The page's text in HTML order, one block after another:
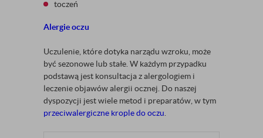
toczeń
Alergie oczu
Uczulenie, które dotyka narządu wzroku, może
być sezonowe lub stałe. W każdym przypadku
podstawą jest konsultacja z alergologiem i
leczenie objawów alergii ocznej. Do naszej
dyspozycji jest wiele metod i preparatów, w tym
przeciwalergiczne krople do oczu